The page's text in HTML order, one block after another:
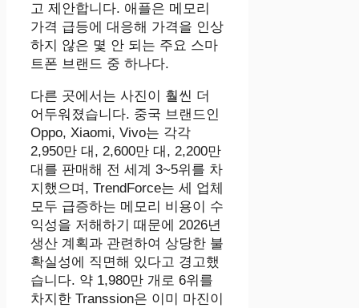
고 제안합니다. 애플은 메모리
가격 급등에 대응해 가격을 인상
하지 않은 몇 안 되는 주요 스마
트폰 브랜드 중 하나다.
다른 곳에서는 사진이 훨씬 더
어두워졌습니다. 중국 브랜드인
Oppo, Xiaomi, Vivo는 각각
2,950만 대, 2,600만 대, 2,200만
대를 판매해 전 세계 3~5위를 차
지했으며, TrendForce는 세 업체
모두 급증하는 메모리 비용이 수
익성을 저해하기 때문에 2026년
생산 계획과 관련하여 상당한 불
확실성에 직면해 있다고 경고했
습니다. 약 1,980만 개로 6위를
차지한 Transsion은 이미 마진이